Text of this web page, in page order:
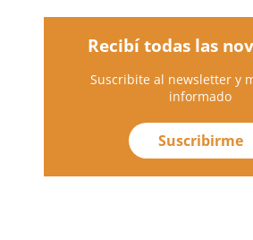
Recibí todas las
Suscribite al newsletter y
informado
Suscribirme